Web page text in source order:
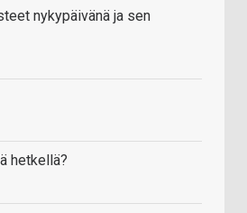
nykypäivänä ja sen
hetkellä?